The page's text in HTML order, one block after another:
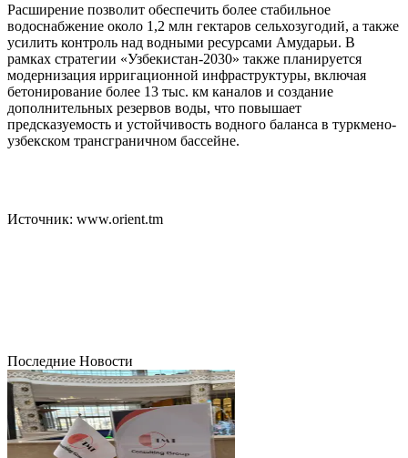
Расширение позволит обеспечить более стабильное
водоснабжение около 1,2 млн гектаров сельхозугодий, а также
усилить контроль над водными ресурсами Амударьи. В
рамках стратегии «Узбекистан-2030» также планируется
модернизация ирригационной инфраструктуры, включая
бетонирование более 13 тыс. км каналов и создание
дополнительных резервов воды, что повышает
предсказуемость и устойчивость водного баланса в туркмено-
узбекском трансграничном бассейне.
Источник: www.orient.tm
Последние Новости